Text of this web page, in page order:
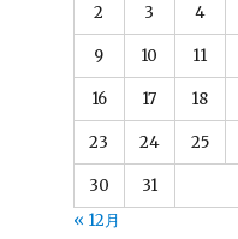
2 3 4
9 10 11
16 17 18
23 24 25
30
31
« 12月